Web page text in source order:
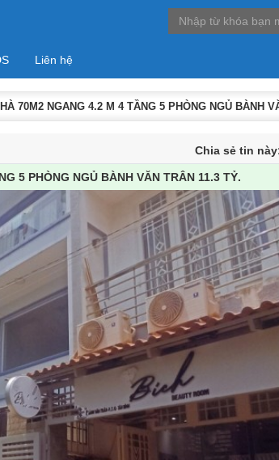
Liên hệ
70M2 NGANG 4.2 M 4 TẦNG 5 PHÒNG NGỦ BÀNH
Chia sẻ tin
5 PHÒNG NGỦ BÀNH VĂN TRÂN 11.3 TỶ.